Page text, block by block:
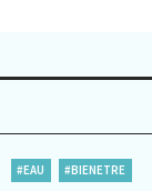
#EAU #BIENETRE